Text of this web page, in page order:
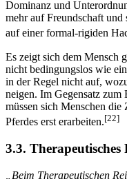
einzugehen aber auch den
zu meiden. Die
Dominanz und
auf einer formal-rigiden
Es zeigt sich dem Mensch
nicht bedingungslos wie
in der Regel nicht auf,
neigen. Im Gegensatz zum
Pferdes erst erarbeiten.[22]
3.3. Therapeutisches